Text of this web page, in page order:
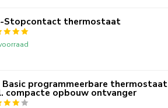
Stopcontact thermostaat
Basic programmeerbare thermostaat
compacte opbouw ontvanger